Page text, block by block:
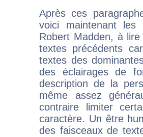
Après ces
voici maintenant les
Robert Madden, à
textes précédents
textes des
des éclairages de
description de la
même assez
contraire limiter
caractère. Un être
des faisceaux de